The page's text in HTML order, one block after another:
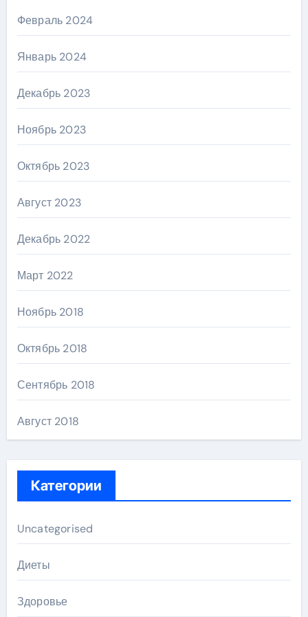
Февраль 2024
Январь 2024
Декабрь 2023
Ноябрь 2023
Октябрь 2023
Август 2023
Декабрь 2022
Март 2022
Ноябрь 2018
Октябрь 2018
Сентябрь 2018
Август 2018
Категории
Uncategorised
Диеты
Здоровье